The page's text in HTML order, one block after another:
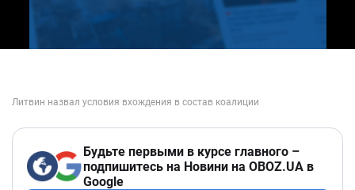
Будьте первыми в курсе главного –
подпишитесь на Новини на OBOZ.UA в
Google